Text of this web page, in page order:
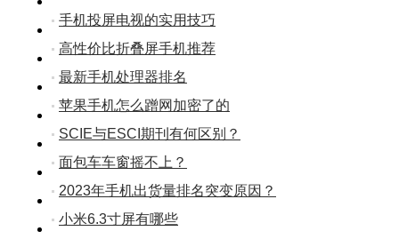
手机投屏电视的实用技巧
高性价比折叠屏手机推荐
最新手机处理器排名
苹果手机怎么蹭网加密了的
SCIE与ESCI期刊有何区别？
面包车车窗摇不上？
2023年手机出货量排名突变原因？
小米6.3寸屏有哪些